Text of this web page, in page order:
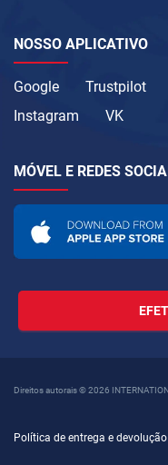
NOSSO APLICATIVO
Google Trustpilot
Instagram
VK
MÓVEL E REDES
Direitos autorais © 2026
Política de entrega e devolução